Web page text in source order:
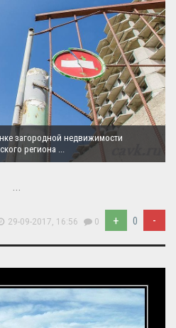
загородной недвижимости
региона ...
29-09-2017, 16:56 0 + 0 -